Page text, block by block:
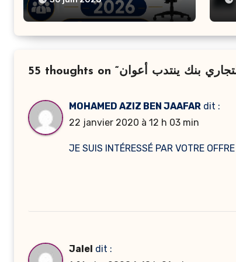
MOHAMED AZIZ BEN JAAFAR dit :
22 janvier 2020 à 12 h 03 min
JE SUIS INTÉRESSÉ PAR VOTRE OFFRE
Jalel dit :